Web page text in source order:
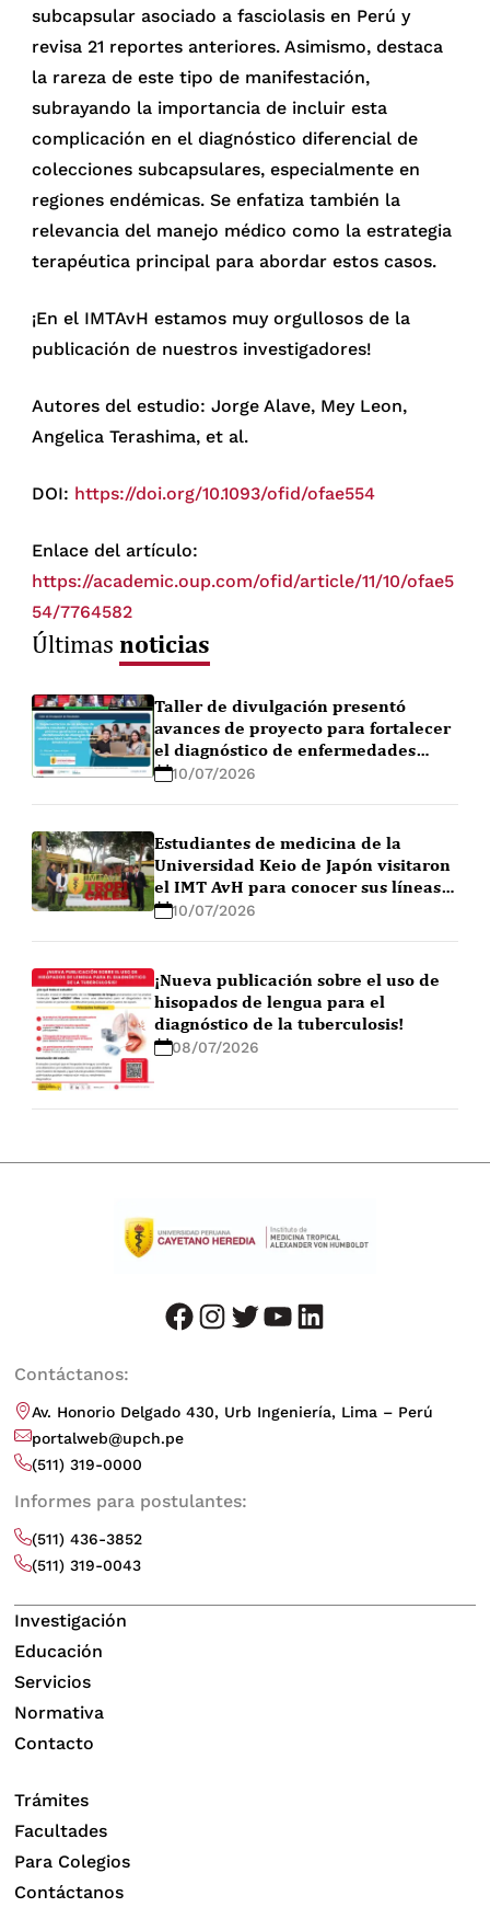
subcapsular asociado a fasciolasis en Perú y
revisa 21 reportes anteriores. Asimismo, destaca
la rareza de este tipo de manifestación,
subrayando la importancia de incluir esta
complicación en el diagnóstico diferencial de
colecciones subcapsulares, especialmente en
regiones endémicas. Se enfatiza también la
relevancia del manejo médico como la estrategia
terapéutica principal para abordar estos casos.
¡En el IMTAvH estamos muy orgullosos de la
publicación de nuestros investigadores!
Autores del estudio: Jorge Alave, Mey Leon,
Angelica Terashima, et al.
DOI: https://doi.org/10.1093/ofid/ofae554
Enlace del artículo:
https://academic.oup.com/ofid/article/11/10/ofae5
54/7764582
Últimasnoticias
Taller de divulgación presentó
avances de proyecto para fortalecer
el diagnóstico de enfermedades
febriles en la Amazonía peruana
10/07/2026
Estudiantes de medicina de la
Universidad Keio de Japón visitaron
el IMT AvH para conocer sus líneas
de investigación
10/07/2026
¡Nueva publicación sobre el uso de
hisopados de lengua para el
diagnóstico de la tuberculosis!
08/07/2026
facebook instagram twitter youtube LinkedIn
Contáctanos:
Av. Honorio Delgado 430, Urb Ingeniería, Lima – Perú
portalweb@upch.pe
(511) 319-0000
Informes para postulantes:
(511) 436-3852
(511) 319-0043
Investigación
Educación
Servicios
Normativa
Contacto
Trámites
Facultades
Para Colegios
Contáctanos